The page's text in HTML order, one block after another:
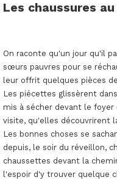
Les chaussures
On raconte qu'un jour qu'il
sœurs pauvres pour se
leur offrit quelques pièces
Les piécettes glissèrent
mis à sécher devant le
visite, qu'elles découvrirent
Les bonnes choses se
depuis, le soir du réveillon,
chaussettes devant la
l'espoir d'y trouver quelque